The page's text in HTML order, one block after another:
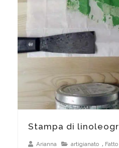
Stampa di
Arianna artigianato ,